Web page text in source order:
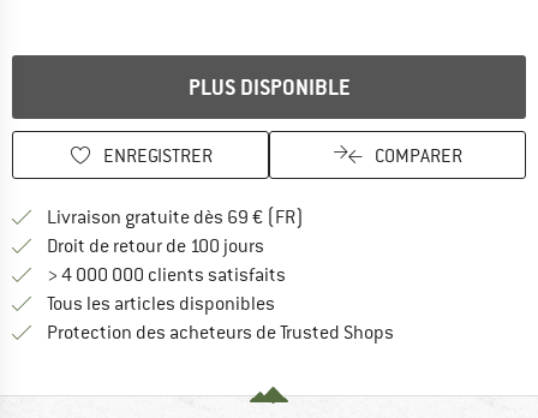
PLUS DISPONIBLE
ENREGISTRER COMPARER
Livraison gratuite dès 69 € (FR)
Droit de retour de 100 jours
> 4 000 000 clients satisfaits
Tous les articles disponibles
Protection des acheteurs de Trusted Shops